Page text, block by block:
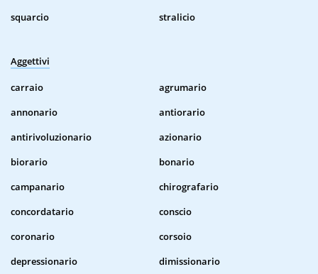
squarcio
stralicio
Aggettivi
carraio
agrumario
annonario
antiorario
antirivoluzionario
azionario
biorario
bonario
campanario
chirografario
concordatario
conscio
coronario
corsoio
depressionario
dimissionario